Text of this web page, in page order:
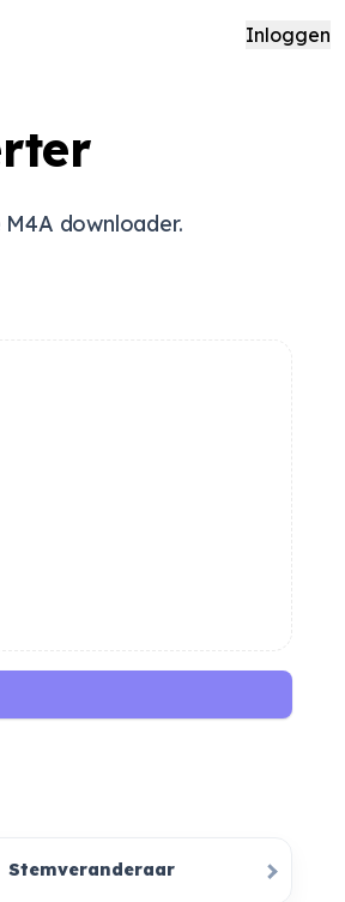
Inloggen
downloader.
Stemveranderaar